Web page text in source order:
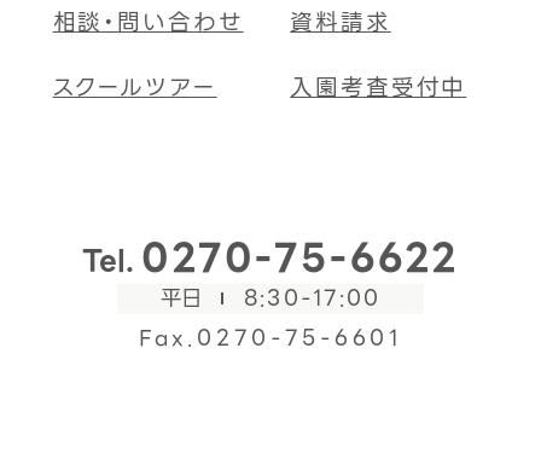
相談・問い合わせ
資料請求
スクールツアー
入園考査受付中
Tel. 0270-75-6622
平日
8:30-17:00
Fax.0270-75-6601